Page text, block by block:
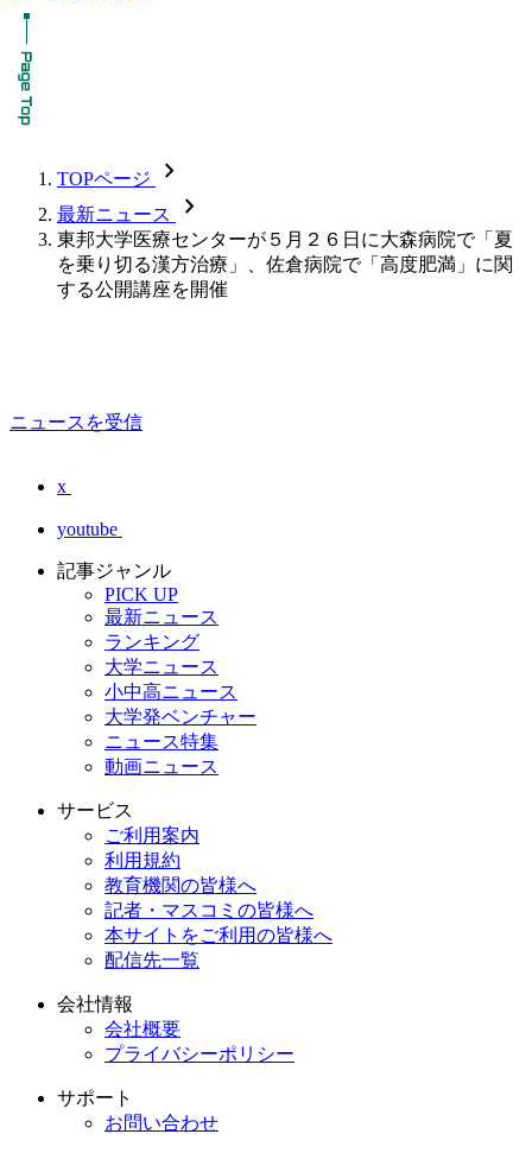
TOPページ chevron_forward
最新ニュース chevron_forward
東邦大学医療センターが５月２６日に大森病院で「夏
を乗り切る漢方治療」、佐倉病院で「高度肥満」に関
する公開講座を開催
ニュースを受信
x
youtube
記事ジャンル
PICK UP
最新ニュース
ランキング
大学ニュース
小中高ニュース
大学発ベンチャー
ニュース特集
動画ニュース
サービス
ご利用案内
利用規約
教育機関の皆様へ
記者・マスコミの皆様へ
本サイトをご利用の皆様へ
配信先一覧
会社情報
会社概要
プライバシーポリシー
サポート
お問い合わせ